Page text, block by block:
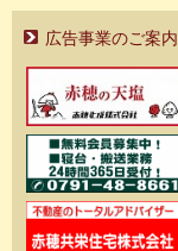
広告事業のご案内